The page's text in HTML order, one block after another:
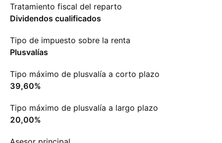
Tratamiento fiscal del reparto
Dividendos cualificados
Tipo de impuesto sobre la renta
Plusvalías
Tipo máximo de plusvalía a corto plazo
39,60%
Tipo máximo de plusvalía a largo plazo
20,00%